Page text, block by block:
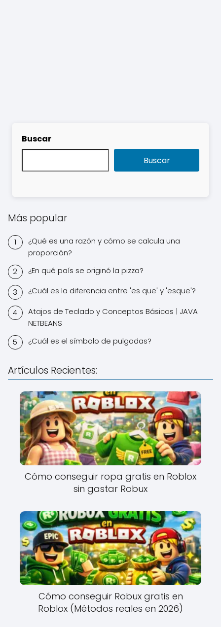
Buscar
Buscar
Más popular
¿Qué es una razón y cómo se calcula una
proporción?
¿En qué país se originó la pizza?
¿Cuál es la diferencia entre 'es que' y 'esque'?
Atajos de Teclado y Conceptos Básicos | JAVA
NETBEANS
¿Cuál es el símbolo de pulgadas?
Artículos Recientes:
Cómo conseguir ropa gratis en Roblox
sin gastar Robux
Cómo conseguir Robux gratis en
Roblox (Métodos reales en 2026)